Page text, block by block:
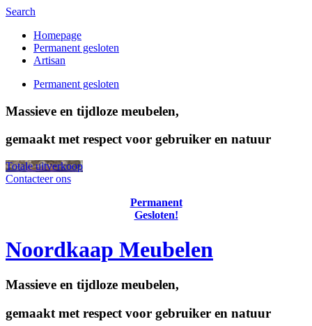
Search
Homepage
Permanent gesloten
Artisan
Permanent gesloten
Massieve en tijdloze meubelen,
gemaakt met respect voor gebruiker en natuur
Totale uitverkoop
Contacteer ons
Permanent
Gesloten!
Noordkaap Meubelen
Massieve en tijdloze meubelen,
gemaakt met respect voor gebruiker en natuur